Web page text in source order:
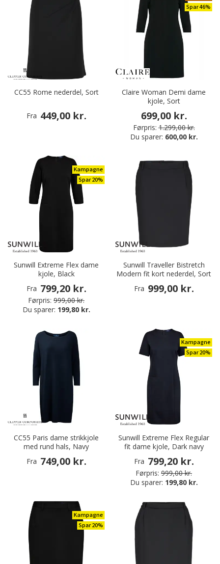
CC55 Rome nederdel, Sort
Fra 449,00 kr.
Spar 46%
Claire Woman Demi dame
kjole, Sort
699,00 kr.
Førpris: 1.299,00 kr.
Du sparer: 600,00 kr.
Kampagne
Spar 20%
Sunwill Extreme Flex dame
kjole, Black
Fra 799,20 kr.
Førpris: 999,00 kr.
Du sparer: 199,80 kr.
Sunwill Traveller Bistretch
Modern fit kort nederdel, Sort
Fra 999,00 kr.
CC55 Paris dame strikkjole
med rund hals, Navy
Fra 749,00 kr.
Kampagne
Spar 20%
Sunwill Extreme Flex Regular
fit dame kjole, Dark navy
Fra 799,20 kr.
Førpris: 999,00 kr.
Du sparer: 199,80 kr.
Kampagne
Spar 20%